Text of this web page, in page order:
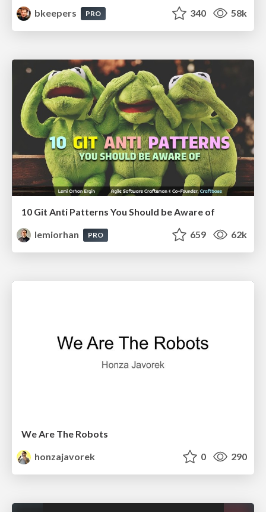
bkeepers
PRO 340 58k
10 Git Anti Patterns You Should be Aware of
lemiorhan
PRO 659 62k
We Are The Robots
honzajavorek
0 290